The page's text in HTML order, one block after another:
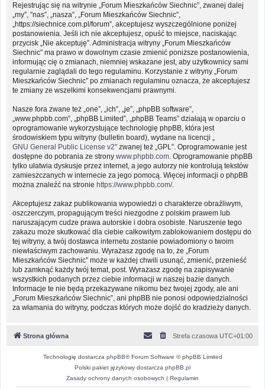
Rejestrując się na witrynie „Forum Mieszkańców Siechnic”, zwanej dalej
„my”, ”nas”, „nasza”, „Forum Mieszkańców Siechnic”,
„https://siechnice.com.pl/forum”, akceptujesz wyszczególnione poniżej
postanowienia. Jeśli ich nie akceptujesz, opuść to miejsce, naciskając
przycisk „Nie akceptuję”. Administracja witryny „Forum Mieszkańców
Siechnic” ma prawo w dowolnym czasie zmienić poniższe postanowienia,
informując cię o zmianach, niemniej wskazane jest, aby użytkownicy sami
regularnie zaglądali do tego regulaminu. Korzystanie z witryny „Forum
Mieszkańców Siechnic” po zmianach regulaminu oznacza, że akceptujesz
te zmiany ze wszelkimi konsekwencjami prawnymi.
Nasze fora zwane też „one”, „ich”, „je”, „phpBB software”,
„www.phpbb.com”, „phpBB Limited”, „phpBB Teams” działają w oparciu o
oprogramowanie wykorzystujące technologię phpBB, która jest
środowiskiem typu witryny (bulletin board), wydane na licencji „
GNU General Public License v2” zwanej też „GPL”. Oprogramowanie jest
dostępne do pobrania ze strony www.phpbb.com . Oprogramowanie phpBB
tylko ułatwia dyskusje przez internet, a jego autorzy nie kontrolują tekstów
zamieszczanych w internecie za jego pomocą. Więcej informacji o phpBB
można znaleźć na stronie https://www.phpbb.com/.
Akceptujesz zakaz publikowania wypowiedzi o charakterze obraźliwym,
oszczerczym, propagującym treści niezgodne z polskim prawem lub
naruszającym cudze prawa autorskie i dobra osobiste. Naruszenie tego
zakazu może skutkować dla ciebie całkowitym zablokowaniem dostępu do
tej witryny, a twój dostawca internetu zostanie powiadomiony o twoim
niewłaściwym zachowaniu. Wyrażasz zgodę na to, że „Forum
Mieszkańców Siechnic” może w każdej chwili usunąć, zmienić, przenieść
lub zamknąć każdy twój temat, post. Wyrażasz zgodę na zapisywanie
wszystkich podanych przez ciebie informacji w naszej bazie danych.
Informacje te nie będą przekazywane nikomu bez twojej zgody, ale ani
„Forum Mieszkańców Siechnic”, ani phpBB nie ponosi odpowiedzialności
za włamania do witryny, podczas których może dojść do kradzieży danych.
Strona główna Strefa czasowa UTC+01:00
Technologię dostarcza phpBB® Forum Software © phpBB Limited
Polski pakiet językowy dostarcza phpBB.pl
Zasady ochrony danych osobowych | Regulamin